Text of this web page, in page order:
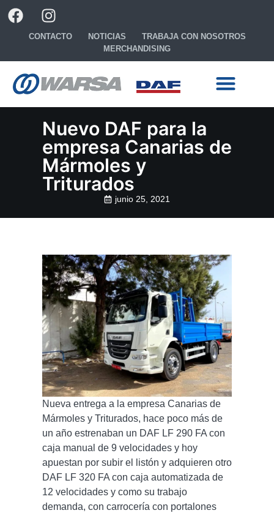
CONTACTO NOTICIAS
TRABAJA CON NOSOTROS
MERCHANDISING
Nuevo DAF para la
empresa Canarias de
Mármoles y
Triturados
junio 25, 2021
Nueva entrega a la empresa Canarias de
Mármoles y Triturados, hace poco más de
un año estrenaban un DAF LF 290 FA con
caja manual de 9 velocidades y hoy
apuestan por subir el listón y adquieren otro
DAF LF 320 FA con caja automatizada de
12 velocidades y como su trabajo
demanda, con carrocería con portalones